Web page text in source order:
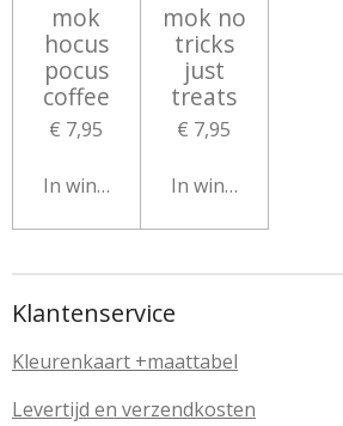
mok
hocus
pocus
coffee
€ 7,95
In winkelwagen
mok no
tricks
just
treats
€ 7,95
In winkelwagen
Klantenservice
Kleurenkaart +maattabel
Levertijd en verzendkosten